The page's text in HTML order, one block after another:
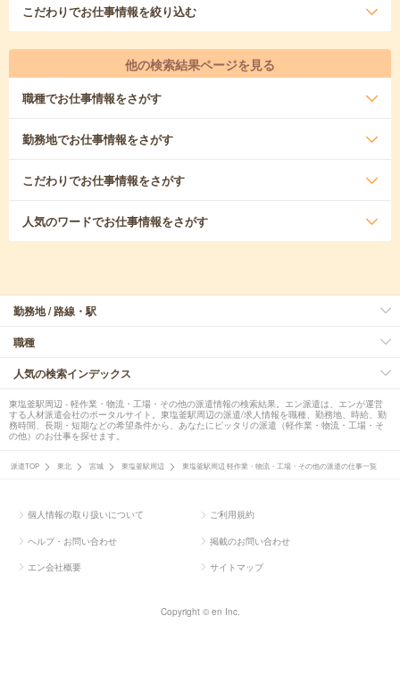
こだわりでお仕事情報を絞り込む
他の検索結果ページを見る
職種でお仕事情報をさがす
勤務地でお仕事情報をさがす
こだわりでお仕事情報をさがす
人気のワードでお仕事情報をさがす
勤務地 / 路線・駅
職種
人気の検索インデックス
東塩釜駅周辺 - 軽作業・物流・工場・その他の派遣情報の検索結果。エン派遣は、エンが運営
する人材派遣会社のポータルサイト。東塩釜駅周辺の派遣/求人情報を職種、勤務地、時給、勤
務時間、長期・短期などの希望条件から、あなたにピッタリの派遣（軽作業・物流・工場・そ
の他）のお仕事を探せます。
派遣TOP 東北 宮城 東塩釜駅周辺 東塩釜駅周辺 軽作業・物流・工場・その他の派遣の仕事一覧
個人情報の取り扱いについて ご利用規約
ヘルプ・お問い合わせ 掲載のお問い合わせ
エン会社概要 サイトマップ
Copyright © en Inc.